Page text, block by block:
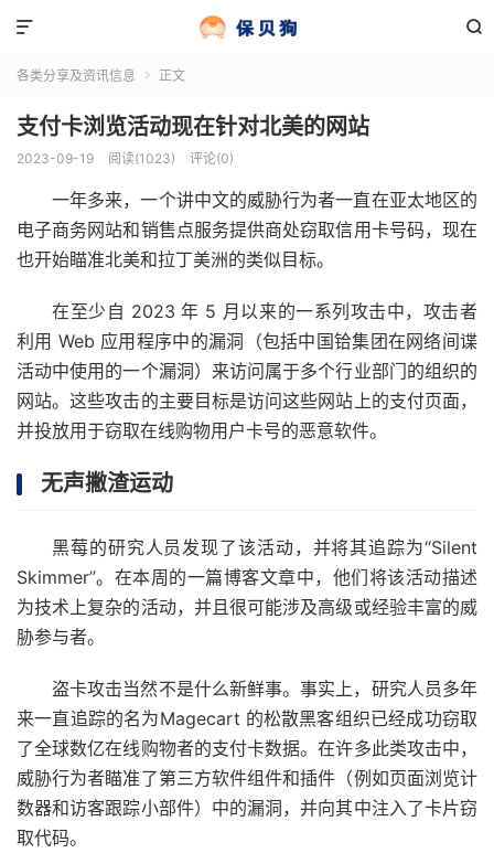


各类分享及资讯信息  正文
支付卡浏览活动现在针对北美的网站
2023-09-19 阅读(1023) 评论(0)
一年多来，一个讲中文的威胁行为者一直在亚太地区的
电子商务网站和销售点服务提供商处窃取信用卡号码，现在
也开始瞄准北美和拉丁美洲的类似目标。
在至少自 2023 年 5 月以来的一系列攻击中，攻击者
利用 Web 应用程序中的漏洞（包括中国铪集团在网络间谍
活动中使用的一个漏洞）来访问属于多个行业部门的组织的
网站。这些攻击的主要目标是访问这些网站上的支付页面，
并投放用于窃取在线购物用户卡号的恶意软件。
无声撇渣运动
黑莓的研究人员发现了该活动，并将其追踪为“Silent
Skimmer”。在本周的一篇博客文章中，他们将该活动描述
为技术上复杂的活动，并且很可能涉及高级或经验丰富的威
胁参与者。
盗卡攻击当然不是什么新鲜事。事实上，研究人员多年
来一直追踪的名为Magecart 的松散黑客组织已经成功窃取
了全球数亿在线购物者的支付卡数据。在许多此类攻击中，
威胁行为者瞄准了第三方软件组件和插件（例如页面浏览计
数器和访客跟踪小部件）中的漏洞，并向其中注入了卡片窃
取代码。